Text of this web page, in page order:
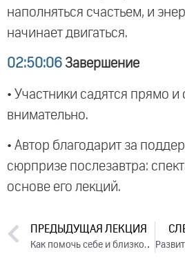
наполняться счастьем, и
начинает двигаться.
02:50:06 Завершение
• Участники садятся прямо
внимательно.
• Автор благодарит за
сюрпризе послезавтра:
основе его лекций.
ПРЕДЫДУЩАЯ ЛЕКЦИЯ
Как помочь себе и близкому человеку исправиться (2015)